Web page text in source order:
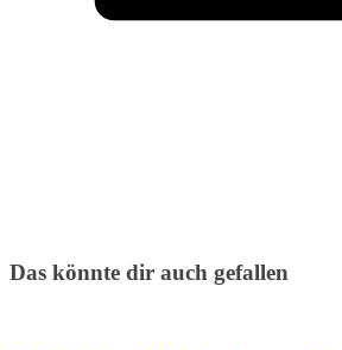
Das könnte dir auch gefallen